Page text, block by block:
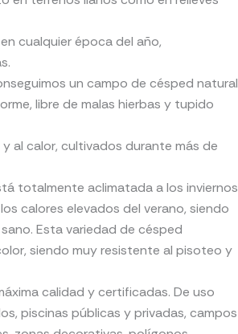
cualquier época del año,
un campo de césped natural
libre de malas hierbas y tupido
al calor, cultivados durante más de
totalmente aclimatada a los inviernos
calores elevados del verano, siendo
Esta variedad de césped
siendo muy resistente al pisoteo y
calidad y certificadas. De uso
piscinas públicas y privadas, campos